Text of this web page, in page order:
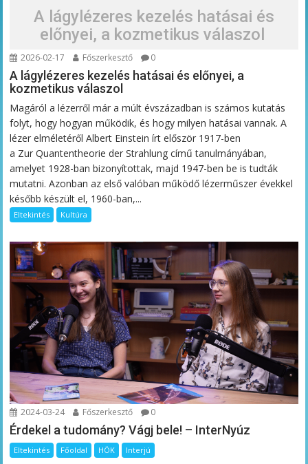
A lágylézeres kezelés hatásai és
előnyei, a kozmetikus válaszol
2026-02-17 Főszerkesztő 0
A lágylézeres kezelés hatásai és előnyei, a
kozmetikus válaszol
Magáról a lézerről már a múlt évszázadban is számos kutatás
folyt, hogy hogyan működik, és hogy milyen hatásai vannak. A
lézer elméletéről Albert Einstein írt először 1917-ben
a Zur Quantentheorie der Strahlung című tanulmányában,
amelyet 1928-ban bizonyítottak, majd 1947-ben be is tudták
mutatni. Azonban az első valóban működő lézerműszer évekkel
később készült el, 1960-ban,...
Eltekintés Kultúra
2024-03-24 Főszerkesztő 0
Érdekel a tudomány? Vágj bele! – InterNyúz
Eltekintés Főoldal HÖK Interjú